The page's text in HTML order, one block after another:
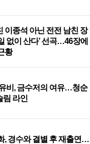
이종석 아닌 전전 남친 장
없이 산다’ 선곡…46장에
황
유비, 금수저의 여유…청순
림 라인
, 경수와 결별 후 재출연…